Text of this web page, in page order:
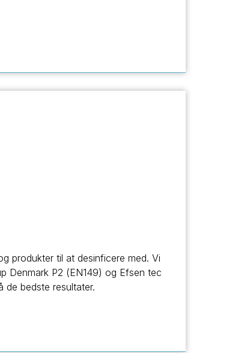
produkter til at desinficere med. Vi
Denmark P2 (EN149) og Efsen tec
de bedste resultater.